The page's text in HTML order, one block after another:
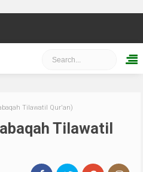
Tilawatil Qur'an)
Tilawatil